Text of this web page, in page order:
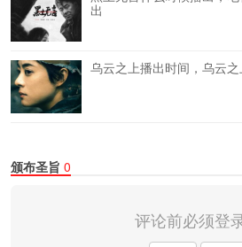
出
乌云之上播出时间，乌云
颁布圣旨 0
评论前必须登